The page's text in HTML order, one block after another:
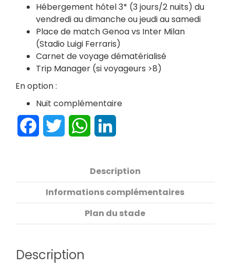
Hébergement hôtel 3* (3 jours/2 nuits) du
vendredi au dimanche ou jeudi au samedi
Place de match Genoa vs Inter Milan
(Stadio Luigi Ferraris)
Carnet de voyage dématérialisé
Trip Manager (si voyageurs >8)
En option :
Nuit complémentaire
FacebookTwitter WhatsApp
Description
Informations complémentaires
Plan du stade
Description